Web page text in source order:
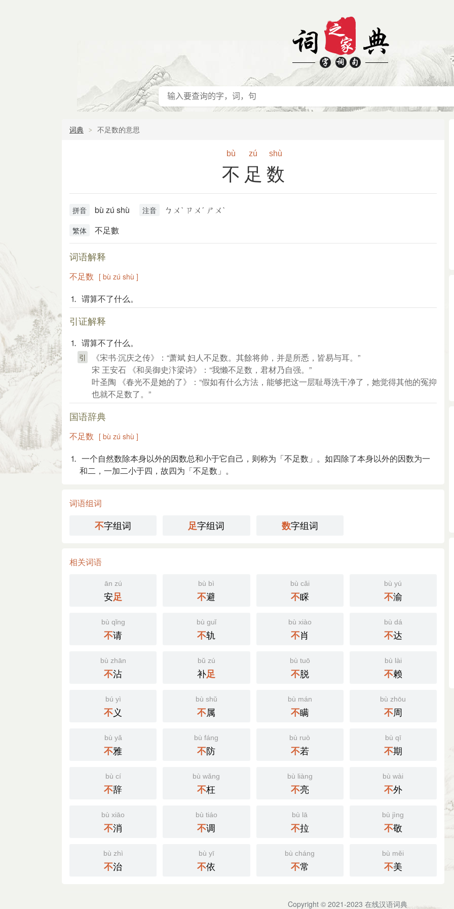
词典 不足数的意思
bù zú shù
不足数
拼音 bù zú shù 注音 ㄅㄨˋ ㄗㄨˊ ㄕㄨˋ
繁体 不足數
词语解释
不足数 [ bù zú shù ]
⒈ 谓算不了什么。
引证解释
⒈ 谓算不了什么。
引
《宋书·沉庆之传》：“萧斌 妇人不足数。其餘将帅，并是所悉，皆易与耳。”
宋 王安石 《和吴御史汴梁诗》：“我懒不足数，君材乃自强。”
叶圣陶 《春光不是她的了》：“假如有什么方法，能够把这一层耻辱洗干净了，她觉得其他的冤抑
也就不足数了。”
国语辞典
不足数 [ bù zú shù ]
⒈ 一个自然数除本身以外的因数总和小于它自己，则称为「不足数」。如四除了本身以外的因数为一
和二，一加二小于四，故四为「不足数」。
词语组词
不字组词 足字组词 数字组词
相关词语
ān zú
安足
bù bì
不避
bù cǎi
不睬
bù yú
不渝
bù qǐng
不请
bù guǐ
不轨
bù xiào
不肖
bù dá
不达
bù zhān
不沾
bǔ zú
补足
bù tuō
不脱
bù lài
不赖
bú yì
不义
bù shǔ
不属
bù mán
不瞒
bù zhōu
不周
bù yǎ
不雅
bù fáng
不防
bù ruò
不若
bù qī
不期
bù cí
不辞
bù wǎng
不枉
bù liàng
不亮
bù wài
不外
bù xiāo
不消
bù tiáo
不调
bù lā
不拉
bù jìng
不敬
bù zhì
不治
bù yī
不依
bù cháng
不常
bù měi
不美
Copyright © 2021-2023 在线汉语词典